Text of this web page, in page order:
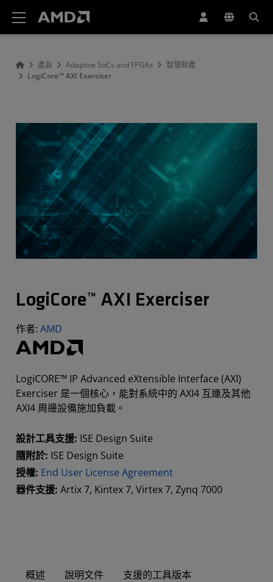
產品 Adaptive SoCs and FPGAs
智慧財產
LogiCore™ AXI Exerciser
LogiCore™ AXI Exerciser
作者: AMD
LogiCORE™ IP Advanced eXtensible Interface (AXI)
Exerciser 是一個核心，能對系統中的 AXI4 互連及其他
AXI4 周邊設備施加負載。
設計工具支援: ISE Design Suite
隨附於: ISE Design Suite
授權: End User License Agreement
器件支援: Artix 7, Kintex 7, Virtex 7, Zynq 7000
概述 說明文件 支援的工具版本